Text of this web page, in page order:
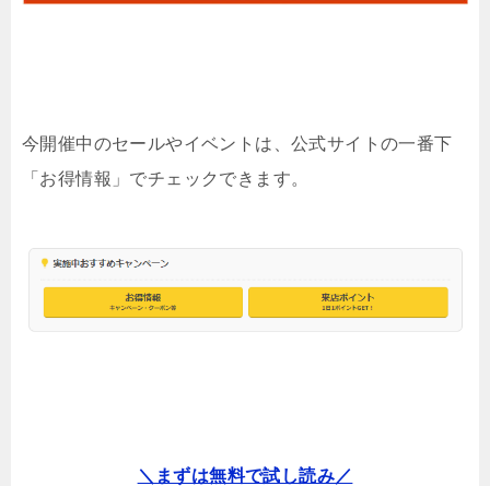
今開催中のセールやイベントは、公式サイトの一番下
「お得情報」でチェックできます。
＼まずは無料で試し読み／